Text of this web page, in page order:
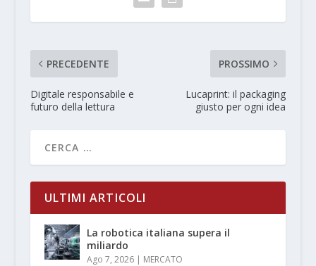
PRECEDENTE
Digitale responsabile e
futuro della lettura
PROSSIMO
Lucaprint: il packaging
giusto per ogni idea
ULTIMI ARTICOLI
La robotica italiana supera il
miliardo
Ago 7, 2026| MERCATO